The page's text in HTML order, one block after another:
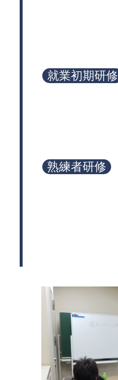
就業初期研修
熟練者研修